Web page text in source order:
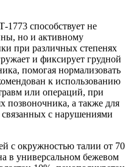
1773 способствует не
но и активному
при различных степенях
и фиксирует грудной
помогая нормализовать
к использованию
или операций, при
позвоночника, а также для
с нарушениями
с окружностью талии от 70
в универсальном бежевом